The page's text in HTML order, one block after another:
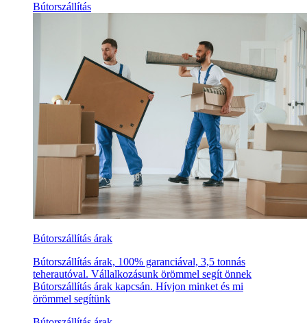
Bútorszállítás
Bútorszállítás árak
Bútorszállítás árak, 100% garanciával, 3,5 tonnás
teherautóval. Vállalkozásunk örömmel segít önnek
Bútorszállítás árak kapcsán. Hívjon minket és mi
örömmel segítünk